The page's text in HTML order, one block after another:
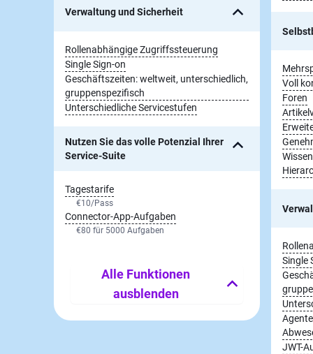
Verwaltung und Sicherheit
Rollenabhängige Zugriffssteuerung
Single Sign-on
Geschäftszeiten: weltweit, unterschiedlich,
gruppenspezifisch
Unterschiedliche Servicestufen
Nutzen Sie das volle Potenzial Ihrer
Service-Suite
Tagestarife
€10/Pass
Connector-App-Aufgaben
€80 für 5000 Aufgaben
Alle Funktionen
ausblenden
Voll
Foren
Single
JWT-